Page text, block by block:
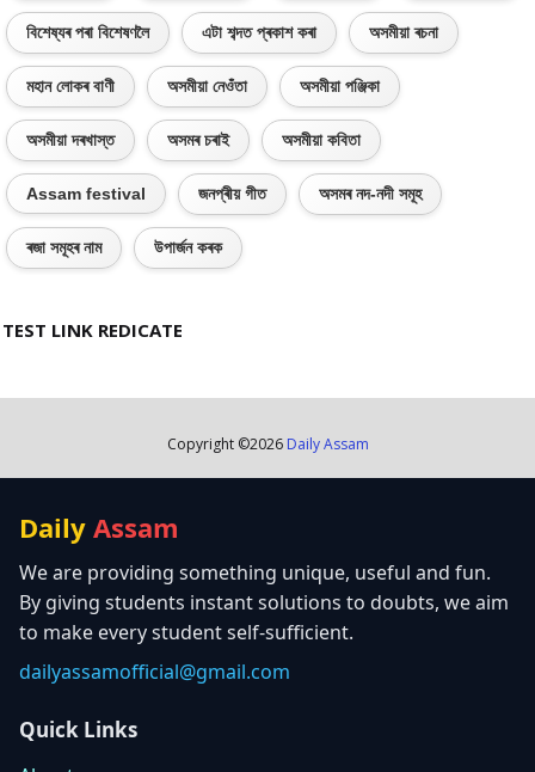
বিশেষ্যৰ পৰা বিশেষণলৈ এটা শব্দত প্ৰকাশ কৰা অসমীয়া ৰচনা
মহান লোকৰ বাণী অসমীয়া নেওঁতা অসমীয়া পঞ্জিকা
অসমীয়া দৰখাস্ত অসমৰ চৰাই অসমীয়া কবিতা
Assam festival জনপ্ৰীয় গীত অসমৰ নদ-নদী সমূহ
ৰজা সমূহৰ নাম উপাৰ্জন কৰক
TEST LINK REDICATE
Copyright ©2026 Daily Assam
Daily Assam
We are providing something unique, useful and fun.
By giving students instant solutions to doubts, we aim
to make every student self-sufficient.
dailyassamofficial@gmail.com
Quick Links